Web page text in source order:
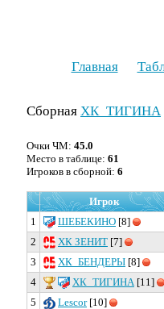
Главная
Сборная ХК_ТИГИНА
Очки ЧМ: 45.0
Место в таблице: 61
Игроков в сборной: 6
Игрок
1
ШЕБЕКИНО [8]
2
ХК ЗЕНИТ [7]
3
ХК_БЕНДЕРЫ [8]
4
ХК_ТИГИНА[11]
5
Lescor[10]